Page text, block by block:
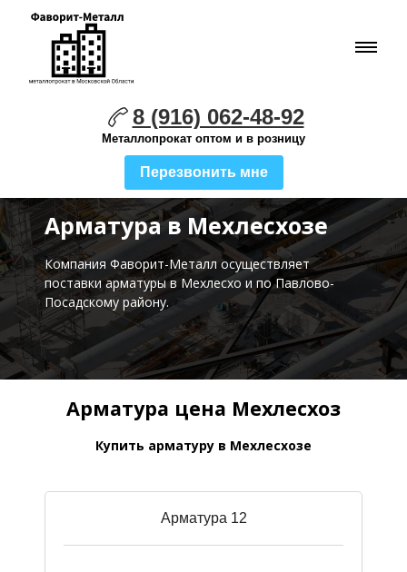
8 (916) 062-48-92
Металлопрокат оптом и в розницу
Перезвонить мне
Арматура в Мехлесхозе
Компания Фаворит-Металл осуществляет
поставкиарматуры в Мехлесхо и по Павлово-
Посадскому району.
Арматура цена Мехлесхоз
Купить арматуру в Мехлесхозе
Арматура 12